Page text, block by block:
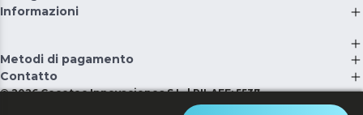
Informazioni
Metodi di pagamento
Contatto
©2026 Cecotec Innovaciones S.L. | RII-AEE: 5537